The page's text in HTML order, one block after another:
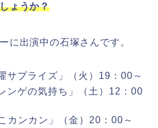
ょうか？
に出演中の石塚さんです。
サプライズ」（火）19：00～
ンゲの気持ち」（土）12：00
カンカン」（金）20：00～